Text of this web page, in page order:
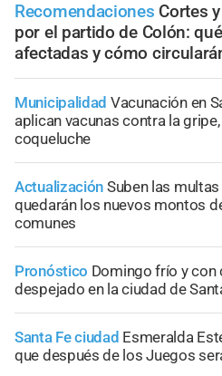
Recomendaciones Cortes
por el partido de Colón:
afectadas y cómo
Municipalidad Vacunación en
aplican vacunas contra la gripe,
coqueluche
Actualización Suben las
quedarán los nuevos montos
comunes
Pronóstico Domingo frío y
despejado en la ciudad de
Santa Fe ciudad Esmeralda
que después de los Juegos